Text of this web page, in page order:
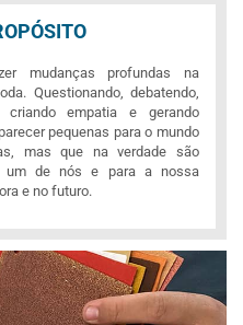
mudanças profundas na
Questionando, debatendo,
criando empatia e gerando
pequenas para o mundo
mas que na verdade são
um de nós e para a nossa
e no futuro.